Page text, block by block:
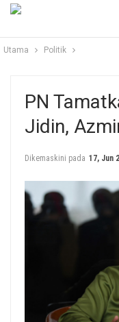
Utama Politik
PN
Jidin,
Dikemaskini pada 17, Jun